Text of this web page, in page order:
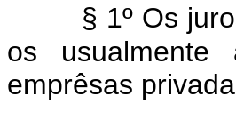
§ 1º Os
os usualmente
emprêsas